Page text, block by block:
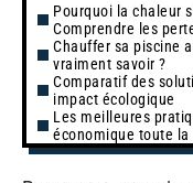
Pourquoi la chaleur
Comprendre les
Chauffer sa piscine
vraiment savoir ?
Comparatif des
impact écologique
Les meilleures
économique toute la